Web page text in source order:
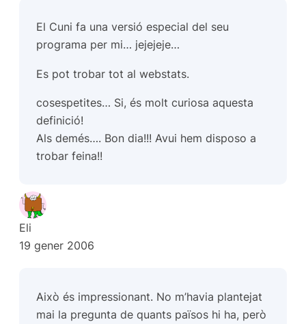
El Cuni fa una versió especial del seu
programa per mi… jejejeje…
Es pot trobar tot al webstats.
cosespetites… Si, és molt curiosa aquesta
definició!
Als demés…. Bon dia!!! Avui hem disposo a
trobar feina!!
Eli
19 gener 2006
Això és impressionant. No m’havia plantejat
mai la pregunta de quants països hi ha, però